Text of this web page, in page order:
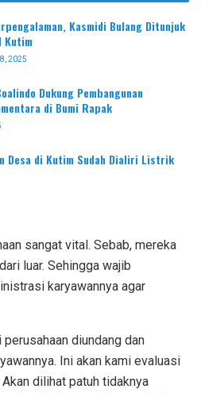
Kasmidi Bulang Ditunjuk
Kutim
2025
Dukung Pembangunan
di Bumi Rapak
Desa di Kutim Sudah Dialiri Listrik
sangat vital. Sebab, mereka
luar. Sehingga wajib
karyawannya agar
diundang dan
Ini akan kami evaluasi
dilihat patuh tidaknya